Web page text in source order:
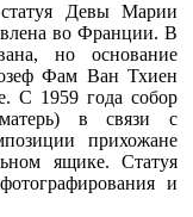
Девы Марии
во Франции. В
но основание
Фам Ван Тхиен
С 1959 года собор
в связи с
прихожане
ящике. Статуя
и